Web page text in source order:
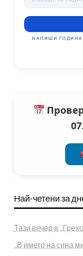
НАПИШИ ГОДИНА
Най-четени за
Тази вечер в
„В името на сина